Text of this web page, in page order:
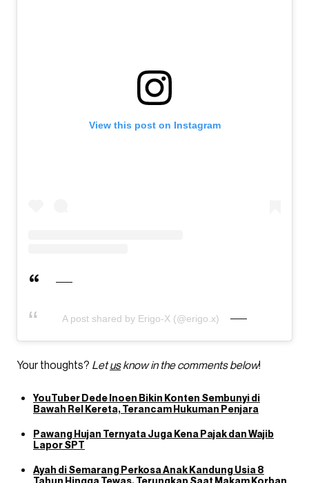
View this post on Instagram
A post shared by Erigo-X (@erigo.x)
Your thoughts? Letusknow in the comments below!
YouTuber Dede Inoen Bikin Konten Sembunyi di
Bawah Rel Kereta, Terancam Hukuman Penjara
Pawang Hujan Ternyata Juga Kena Pajak dan Wajib
Lapor SPT
Ayah di Semarang Perkosa Anak Kandung Usia 8